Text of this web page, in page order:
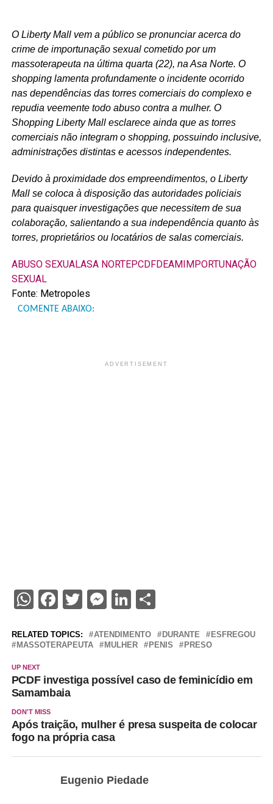
O Liberty Mall vem a público se pronunciar acerca do
crime de importunação sexual cometido por um
massoterapeuta na última quarta (22), na Asa Norte. O
shopping lamenta profundamente o incidente ocorrido
nas dependências das torres comerciais do complexo e
repudia veemente todo abuso contra a mulher. O
Shopping Liberty Mall esclarece ainda que as torres
comerciais não integram o shopping, possuindo inclusive,
administrações distintas e acessos independentes.
Devido à proximidade dos empreendimentos, o Liberty
Mall se coloca à disposição das autoridades policiais
para quaisquer investigações que necessitem de sua
colaboração, salientando a sua independência quanto às
torres, proprietários ou locatários de salas comerciais.
ABUSO SEXUALASA NORTEPCDFDEAMIMPORTUNAÇÃO
SEXUAL
Fonte: Metropoles
COMENTE ABAIXO:
ADVERTISEMENT
WhatsApp
Facebook
Twitter
Messenger
LinkedIn
Share
RELATED TOPICS: ATENDIMENTO DURANTE
ESFREGOU
MASSOTERAPEUTA
MULHER PENIS PRESO
UP NEXT
PCDF investiga possível caso de feminicídio em
Samambaia
DON'T MISS
Após traição, mulher é presa suspeita de colocar
fogo na própria casa
Eugenio Piedade